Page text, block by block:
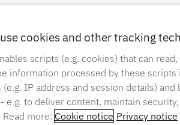
del negozio con OneKEY
di sostituire le batterie o cambiare
cookies and other tracking
scripts (e.g. cookies) that can
information processed by these
IP address and session details)
e.g. to deliver content, maintain
more: Cookie notice Privacy notice